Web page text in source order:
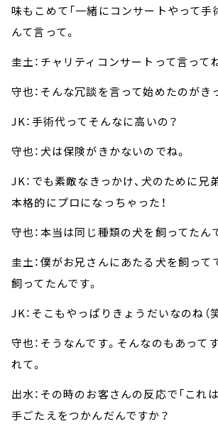
味もこめて「一緒にコンサートやって手
んて言って。
圭土：チャリティコンサートって言って
守也：そんな冗談を言って始めたのがき
JK：手術代ってそんなに高いの？
守也：犬は保険がきかないのでね。
JK：でも素敵なきっかけ、犬のために兄弟
本格的にプロになっちゃった！
守也：本当は同じ種類の犬を飼ってたん
圭土：僕がお兄さんにあたる犬を飼って
飼ってたんです。
JK：そこもやっぱりきょうだいなのね（笑
守也：そうなんです。そんなのもあって
れて。
出水：その時のお客さんの反応で「これは
手ごたえをつかんだんですか？